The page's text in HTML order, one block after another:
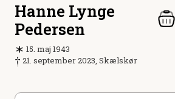
Hanne Lynge
Pedersen
15. maj 1943
21. september 2023, Skælskør